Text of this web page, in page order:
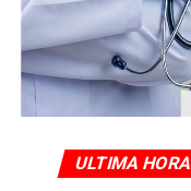
ULTIMA HORA